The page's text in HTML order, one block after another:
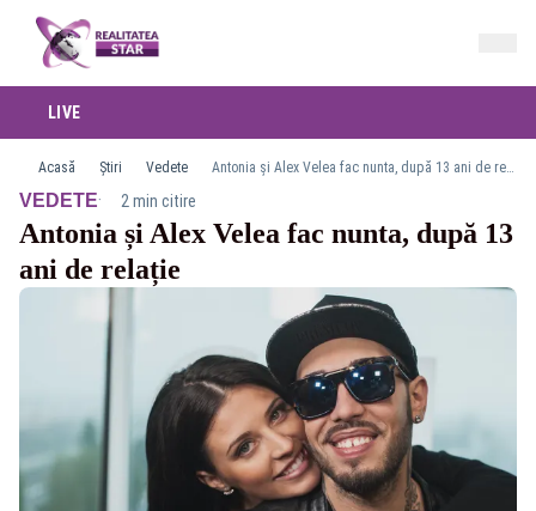
LIVE
Acasă Știri Vedete Antonia și Alex Velea fac nunta, după 13 ani de relație
VEDETE· 2 min citire
Antonia și Alex Velea fac nunta, după 13
ani de relație